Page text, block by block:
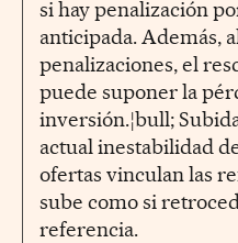
si hay penalización
anticipada. Además,
penalizaciones, el
puede suponer la
inversión.¦bull;
actual inestabilidad
ofertas vinculan las
sube como si
referencia.